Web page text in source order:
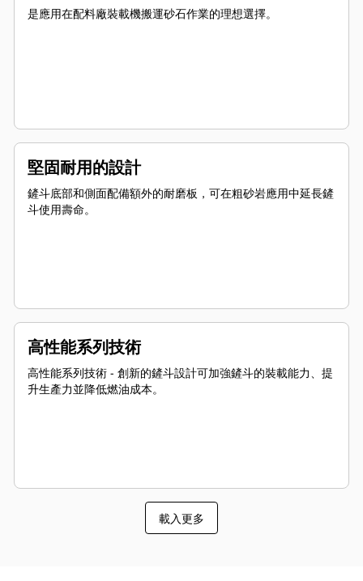
是應用在配料廠裝載機搬運砂石作業的理想選擇。
堅固耐用的設計
鏟斗底部和側面配備額外的耐磨板，可在粗砂岩應用中延長鏟
斗使用壽命。
高性能系列技術
高性能系列技術 - 創新的鏟斗設計可加強鏟斗的裝載能力、提
升生產力並降低燃油成本。
載入更多